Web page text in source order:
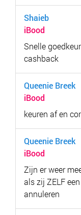
Shaieb
iBood
Snelle
cashback
Queenie Breek
iBood
keuren af en
Queenie Breek
iBood
Zijn er weer
als zij ZELF
annuleren